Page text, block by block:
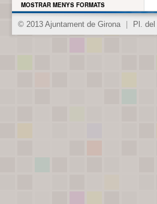
MOSTRAR MENYS FORMATS
© 2013 Ajuntament de Girona Pl.